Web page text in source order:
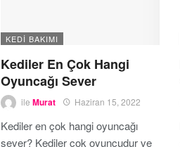
KEDI BAKIMI
Kediler En Çok Hangi
Oyuncağı Sever
ile Murat Haziran 15, 2022
Kediler en çok hangi oyuncağı
sever? Kediler çok oyuncudur ve